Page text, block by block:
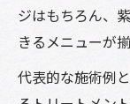
ジはもちろん、
きるメニューが
代表的な施術例